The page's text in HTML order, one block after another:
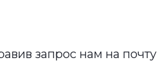
запрос нам на почту